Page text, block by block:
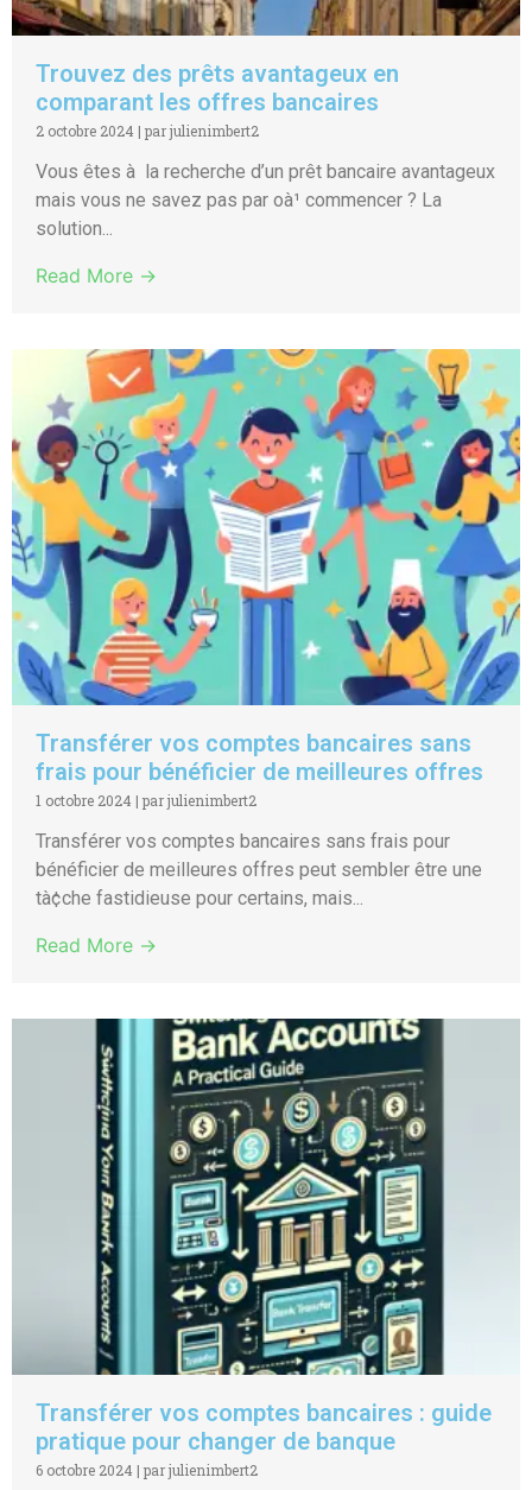
Trouvez des prêts avantageux en
comparant les offres bancaires
2 octobre 2024 | par julienimbert2
Vous êtes à la recherche d’un prêt bancaire avantageux
mais vous ne savez pas par oà¹ commencer ? La
solution...
Read More →
Transférer vos comptes bancaires sans
frais pour bénéficier de meilleures offres
1 octobre 2024 | par julienimbert2
Transférer vos comptes bancaires sans frais pour
bénéficier de meilleures offres peut sembler être une
tà¢che fastidieuse pour certains, mais...
Read More →
Transférer vos comptes bancaires : guide
pratique pour changer de banque
6 octobre 2024 | par julienimbert2